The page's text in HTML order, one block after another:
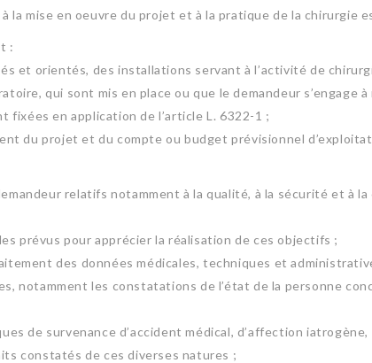
la mise en oeuvre du projet et à la pratique de la chirurgie
:
et orientés, des installations servant à l’activité de
qui sont mis en place ou que le demandeur s’engage
en application de l’article L. 6322-1 ;
du projet et du compte ou budget prévisionnel
relatifs notamment à la qualité, à la sécurité et à
prévus pour apprécier la réalisation de ces objectifs ;
des données médicales, techniques et
notamment les constatations de l’état de la personne
de survenance d’accident médical, d’affection
constatés de ces diverses natures ;